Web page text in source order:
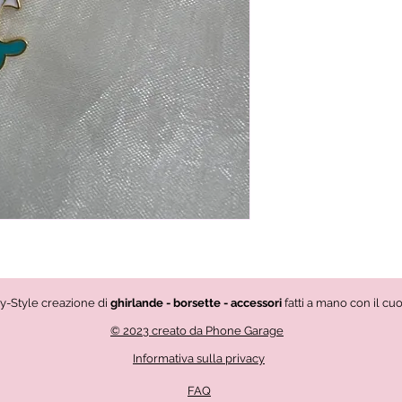
Style creazione di ghirlande - borsette - accessori fatti a mano con il
© 2023 creato da Phone Garage
Informativa sulla privacy
FAQ